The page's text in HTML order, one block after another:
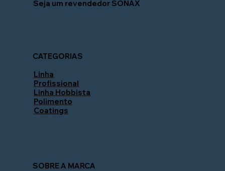
Seja um revendedor SONAX
CATEGORIAS
Linha
Profissional
Linha Hobbista
Polimento
Coatings
SOBRE A MARCA